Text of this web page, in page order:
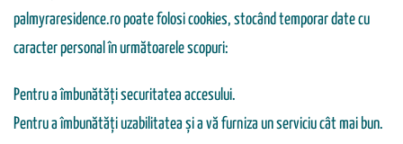
palmyraresidence.ro poate folosi cookies, stocând temporar date cu
caracter personal în următoarele scopuri:
Pentru a îmbunătăți securitatea accesului.
Pentru a îmbunătăți uzabilitatea și a vă furniza un serviciu cât mai bun.